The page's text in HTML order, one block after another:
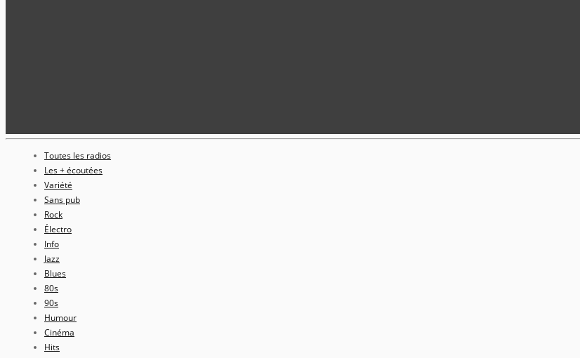
Toutes les radios
Les + écoutées
Variété
Sans pub
Rock
Électro
Info
Jazz
Blues
80s
90s
Humour
Cinéma
Hits